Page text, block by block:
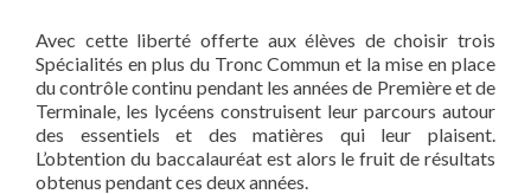
Avec cette liberté offerte aux élèves de choisir trois
Spécialités en plus du Tronc Commun et la mise en place
du contrôle continu pendant les années de Première et de
Terminale, les lycéens construisent leur parcours autour
des essentiels et des matières qui leur plaisent.
L’obtention du baccalauréat est alors le fruit de résultats
obtenus pendant ces deux années.